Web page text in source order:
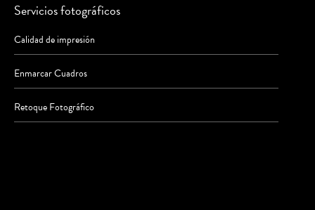
Servicios fotográficos
Calidad de impresión
Enmarcar Cuadros
Retoque Fotográfico